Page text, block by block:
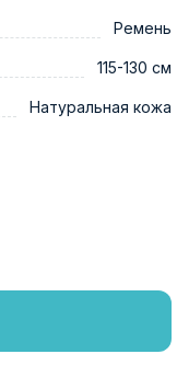
Ремень
115-130 см
Натуральная кожа